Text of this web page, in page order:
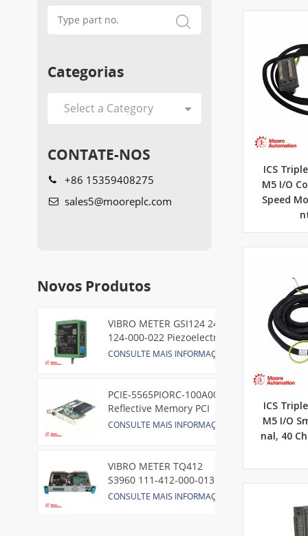
ICS
M5 I/O
Speed
ICS
M5 I/O
nal, 40
Categorias
CONTATE-NOS
+86 15359408275
sales5@mooreplc.com
Novos Produtos
VIBRO METER GSI124 244-
124-000-022 Piezoelectric
Pressure Transducer
CONSULTE MAIS INFORMAÇÃO
PCIE-5565PIORC-100A00
Reflective Memory PCI
Express Node Card /GE
CONSULTE MAIS INFORMAÇÃO
VIBRO METER TQ412
S3960 111-412-000-013
Reverse Mount
CONSULTE MAIS INFORMAÇÃO